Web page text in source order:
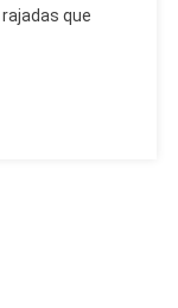
que